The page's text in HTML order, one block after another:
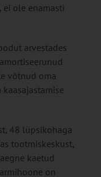
ei ole enamasti
arvestades
võtnud oma
48 lüpsikohaga
tootmiskeskust,
kaetud
on